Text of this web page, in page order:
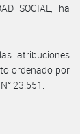
SOCIAL, ha
atribuciones
ordenado por
23.551.